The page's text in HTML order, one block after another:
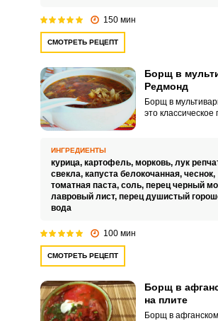
150 мин
СМОТРЕТЬ РЕЦЕПТ
Борщ в
Редмонд
Борщ в
это
варится на основе
бульона из свеклы
корнеплодов и
ИНГРЕДИЕНТЫ
курица, картофель, морковь, лук
свекла, капуста белокочанная, чеснок,
томатная паста, соль, перец черный
лавровый лист, перец душистый
вода
100 мин
СМОТРЕТЬ РЕЦЕПТ
Борщ в
на плите
Борщ в